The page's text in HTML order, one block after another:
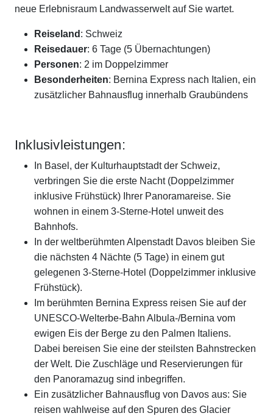
neue Erlebnisraum Landwasserwelt auf Sie wartet.
Reiseland : Schweiz
Reisedauer: 6 Tage (5 Übernachtungen)
Personen: 2 im Doppelzimmer
Besonderheiten: Bernina Express nach Italien, ein
zusätzlicher Bahnausflug innerhalb Graubündens
Inklusivleistungen:
In Basel, der Kulturhauptstadt der Schweiz,
verbringen Sie die erste Nacht (Doppelzimmer
inklusive Frühstück) Ihrer Panoramareise. Sie
wohnen in einem 3-Sterne-Hotel unweit des
Bahnhofs.
In der weltberühmten Alpenstadt Davos bleiben Sie
die nächsten 4 Nächte (5 Tage) in einem gut
gelegenen 3-Sterne-Hotel (Doppelzimmer inklusive
Frühstück).
Im berühmten Bernina Express reisen Sie auf der
UNESCO-Welterbe-Bahn Albula-/Bernina vom
ewigen Eis der Berge zu den Palmen Italiens.
Dabei bereisen Sie eine der steilsten Bahnstrecken
der Welt. Die Zuschläge und Reservierungen für
den Panoramazug sind inbegriffen.
Ein zusätzlicher Bahnausflug von Davos aus: Sie
reisen wahlweise auf den Spuren des Glacier